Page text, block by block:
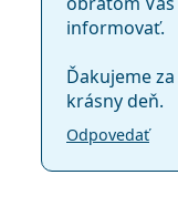
informovať.
Ďakujeme
krásny deň.
Odpovedať